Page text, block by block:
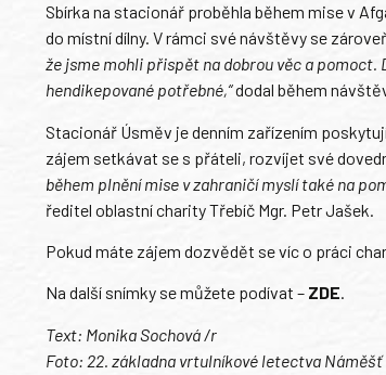
Sbírka na stacionář proběhla během mise v
do místní dílny. V rámci své návštěvy se
že jsme mohli přispět na dobrou věc a pomoct.
hendikepované potřebné,“dodal během
Stacionář Úsměv je denním zařízením
zájem setkávat se s přáteli, rozvíjet své
během plnění mise v zahraničí myslí také na
ředitel oblastní charity Třebíč Mgr. Petr Jašek.
Pokud máte zájem dozvědět se víc o práci
Na další snímky se můžete podívat – ZDE.
Text: Monika Sochová /r
Foto: 22. základna vrtulníkové letectva Náměšť